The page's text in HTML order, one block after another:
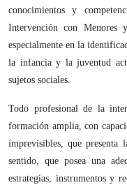
conocimientos y
Intervención con Menores
especialmente en la
la infancia y la juventud
sujetos sociales.
Todo profesional de la
formación amplia, con
imprevisibles, que presenta
sentido, que posea una
estrategias, instrumentos y